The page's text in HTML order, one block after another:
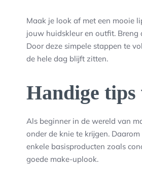
Maak je look af met een mooie
jouw huidskleur en outfit. Breng
Door deze simpele stappen te
de hele dag blijft zitten.
Handige tips
Als beginner in de wereld van
onder de knie te krijgen.
enkele basisproducten zoals
goede make-uplook.